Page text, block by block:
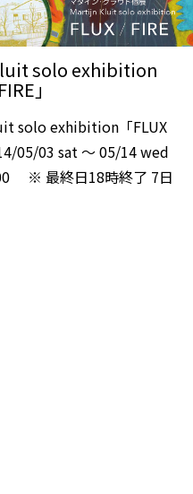
solo exhibition
」
solo exhibition「FLUX
05/03 sat 〜 05/14 wed
※ 最終日18時終了 7日